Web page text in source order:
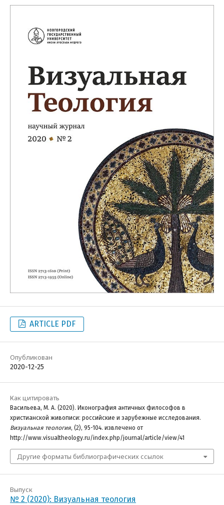
ARTICLE PDF
Опубликован
2020-12-25
Как цитировать
Васильева, М. А. (2020). Иконография античных философов в
христианской живописи: российские и зарубежные исследования.
Визуальная теология, (2), 95-104. извлечено от
http://www.visualtheology.ru/index.php/journal/article/view/41
Другие форматы библиографических ссылок
Выпуск
№ 2 (2020): Визуальная теология